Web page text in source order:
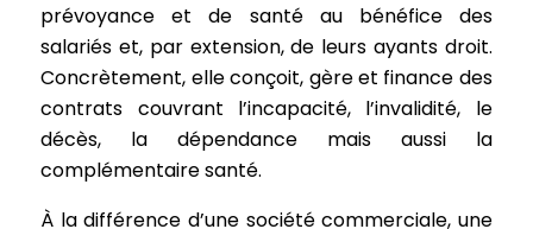
prévoyance et de santé au bénéfice des
salariés et, par extension, de leurs ayants droit.
Concrètement, elle conçoit, gère et finance des
contrats couvrant l’incapacité, l’invalidité, le
décès, la dépendance mais aussi la
complémentaire santé.
À la différence d’une société commerciale, une